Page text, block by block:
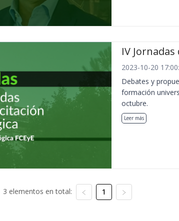
IV
2023-10-20
Debates y
formación
octubre.
Leer más
3 elementos en total: 1